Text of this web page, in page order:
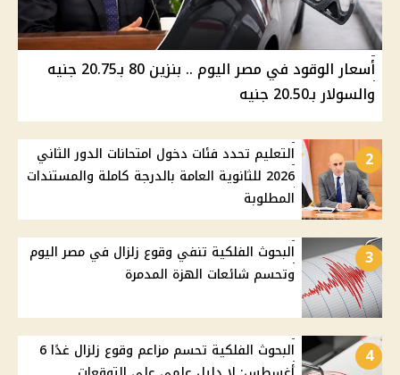
أسعار الوقود في مصر اليوم .. بنزين 80 بـ20.75 جنيه
والسولار بـ20.50 جنيه
2
التعليم تحدد فئات دخول امتحانات الدور الثاني
2026 للثانوية العامة بالدرجة كاملة والمستندات
المطلوبة
3
البحوث الفلكية تنفي وقوع زلزال في مصر اليوم
وتحسم شائعات الهزة المدمرة
4
البحوث الفلكية تحسم مزاعم وقوع زلزال غدًا 6